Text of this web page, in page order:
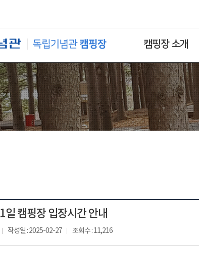
캠핑장 소개
캠핑장 입장시간 안내
작성일 : 2025-02-27 조회수 : 11,216